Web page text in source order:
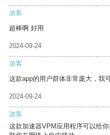
游客
超棒啊 好用
2024-09-24
游客
这款app的用户群体非常庞大，我
2024-09-24
游客
这款加速器VPM应用程序可以给